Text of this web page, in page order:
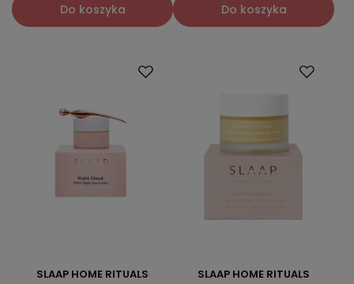
Do koszyka Do koszyka
SLAAP HOME RITUALS SLAAP HOME RITUALS